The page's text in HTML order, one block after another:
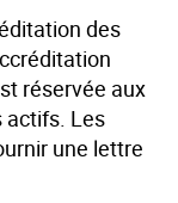
des
réservée aux
actifs. Les
une lettre